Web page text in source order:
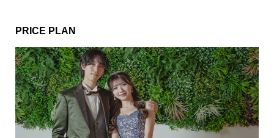
PRICE PLAN